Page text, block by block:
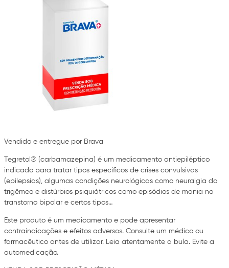
Vendido e entregue por Brava
Tegretol® (carbamazepina) é um medicamento antiepiléptico
indicado para tratar tipos específicos de crises convulsivas
(epilepsias), algumas condições neurológicas como neuralgia do
trigêmeo e distúrbios psiquiátricos como episódios de mania no
transtorno bipolar e certos tipos…
Este produto é um medicamento e pode apresentar
contraindicações e efeitos adversos. Consulte um médico ou
farmacêutico antes de utilizar. Leia atentamente a bula. Evite a
automedicação.